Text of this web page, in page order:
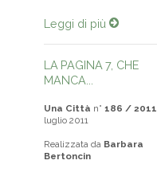
Leggi di più
LA PAGINA 7, CHE
MANCA...
Una Città n° 186 / 2011
luglio 2011
Realizzata da Barbara
Bertoncin